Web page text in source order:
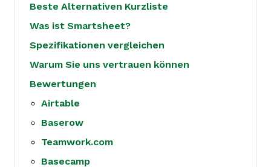
Beste Alternativen Kurzliste
Was ist Smartsheet?
Spezifikationen vergleichen
Warum Sie uns vertrauen können
Bewertungen
Airtable
Baserow
Teamwork.com
Basecamp